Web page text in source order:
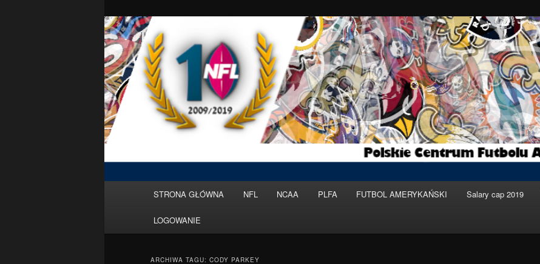
Przeskocz
do
tekstu
Przeskocz
do
widgetów
STRONA GŁÓWNA NFL NCAA PLFA FUTBOL AMERYKAŃSKI Salary cap 2019
LOGOWANIE
ARCHIWA TAGU: CODY PARKEY